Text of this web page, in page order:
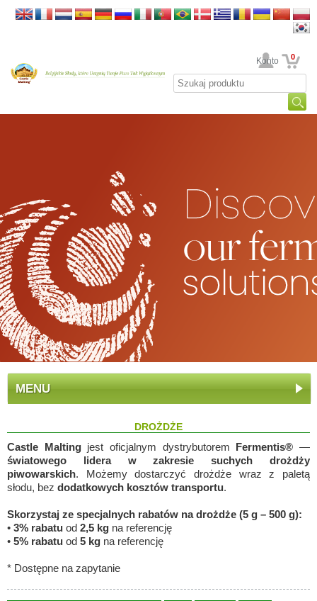
Twoje Konto 0
MENU
DROŻDŻE
Castle Maltingjest oficjalnym dystrybutorem Fermentis® —
światowego lidera w zakresie suchych drożdży
piwowarskich. Możemy dostarczyć drożdże wraz z paletą
słodu, bez dodatkowych kosztów transportu.
Skorzystaj ze specjalnych rabatów na drożdże (5 g – 500 g):
• 3% rabatu od 2,5 kg na referencję
• 5% rabatu od 5 kg na referencję
* Dostępne na zapytanie